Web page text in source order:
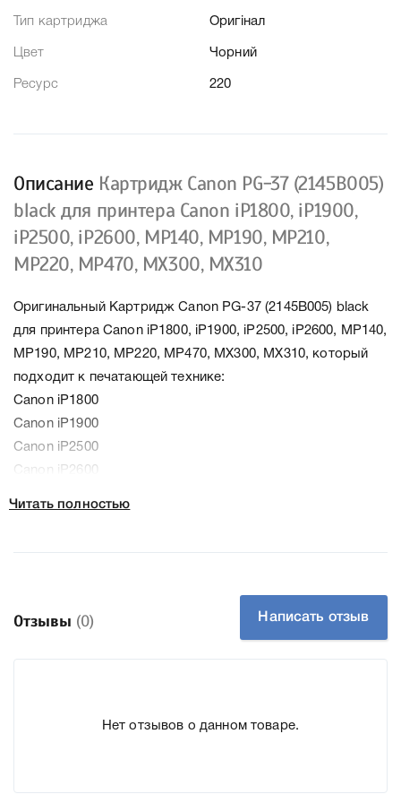
Тип картриджа Оригінал
Цвет Чорний
Ресурс 220
Описание Картридж Canon PG-37 (2145B005)
black для принтера Canon iP1800, iР1900,
iP2500, iР2600, МP140, МP190, MP210,
МP220, MР470, MХ300, MХ310
Оригинальный Картридж Canon PG-37 (2145B005) black
для принтера Canon iP1800, iР1900, iP2500, iР2600, МP140,
МP190, MP210, МP220, MР470, MХ300, MХ310, который
подходит к печатающей технике:
Canon iP1800
Canon iP1900
Canon iP2500
Canon iP2600
Артикул:2145B005
Читать полностью
Отзывы (0) Написать отзыв
Нет отзывов о данном товаре.